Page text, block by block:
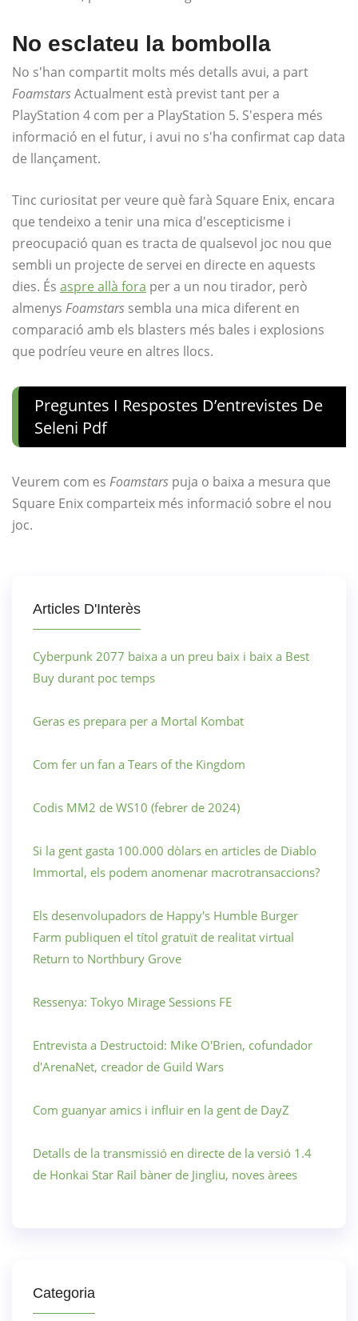
No esclateu la bombolla
No s'han compartit molts més detalls avui, a part
FoamstarsActualment està previst tant per a
PlayStation 4 com per a PlayStation 5. S'espera més
informació en el futur, i avui no s'ha confirmat cap data
de llançament.
Tinc curiositat per veure què farà Square Enix, encara
que tendeixo a tenir una mica d'escepticisme i
preocupació quan es tracta de qualsevol joc nou que
sembli un projecte de servei en directe en aquests
dies. És aspre allà fora per a un nou tirador, però
almenys Foamstars sembla una mica diferent en
comparació amb els blasters més bales i explosions
que podríeu veure en altres llocs.
Preguntes I Respostes D’entrevistes De
Seleni Pdf
Veurem com es Foamstars puja o baixa a mesura que
Square Enix comparteix més informació sobre el nou
joc.
Articles D'Interès
Cyberpunk 2077 baixa a un preu baix i baix a Best
Buy durant poc temps
Geras es prepara per a Mortal Kombat
Com fer un fan a Tears of the Kingdom
Codis MM2 de WS10 (febrer de 2024)
Si la gent gasta 100.000 dòlars en articles de Diablo
Immortal, els podem anomenar macrotransaccions?
Els desenvolupadors de Happy's Humble Burger
Farm publiquen el títol gratuït de realitat virtual
Return to Northbury Grove
Ressenya: Tokyo Mirage Sessions FE
Entrevista a Destructoid: Mike O'Brien, cofundador
d'ArenaNet, creador de Guild Wars
Com guanyar amics i influir en la gent de DayZ
Detalls de la transmissió en directe de la versió 1.4
de Honkai Star Rail bàner de Jingliu, noves àrees
Categoria